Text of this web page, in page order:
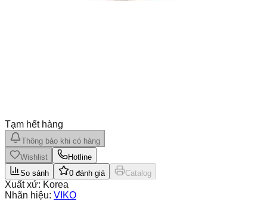
Tạm hết hàng
Thông báo khi có hàng
Wishlist
Hotline
So sánh
0 đánh giá Catalog
Xuất xứ: Korea
Nhãn hiệu: VIKO